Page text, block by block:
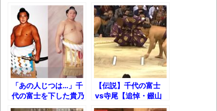
【動画】カニ、ちょっかい出してきた陰に
ブチギレ
長野県のなめこのデカさが規格外だったｗ
ｗ
新装版「ご冗談でしょう、ファインマンさ
ん（上）（下）」発売
選【葱油湯麺】
を改心させた千代の富
士の一喝！
「あの人じつは…」千
代の富士を下した貴乃
花が語ったヤバすぎる
【伝説】千代の富士
vs寺尾【追悼・錣山
親方】